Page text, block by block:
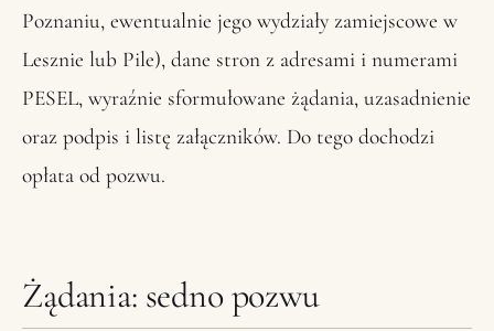
Poznaniu, ewentualnie jego wydziały zamiejscowe w
Lesznie lub Pile), dane stron z adresami i numerami
PESEL, wyraźnie sformułowane żądania, uzasadnienie
oraz podpis i listę załączników. Do tego dochodzi
opłata od pozwu.
Żądania: sedno pozwu